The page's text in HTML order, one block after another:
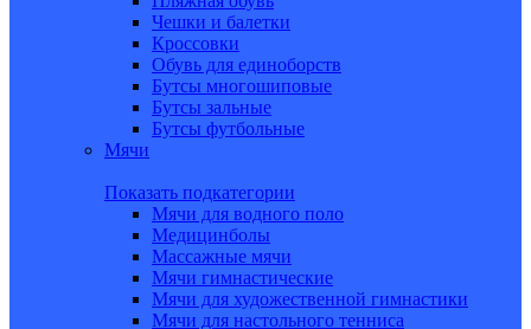
Чешки и балетки
Кроссовки
Обувь для единоборств
Бутсы многошиповые
Бутсы зальные
Бутсы футбольные
Мячи
Показать подкатегории
Мячи для водного поло
Медицинболы
Массажные мячи
Мячи гимнастические
Мячи для художественной гимнастики
Мячи для настольного тенниса